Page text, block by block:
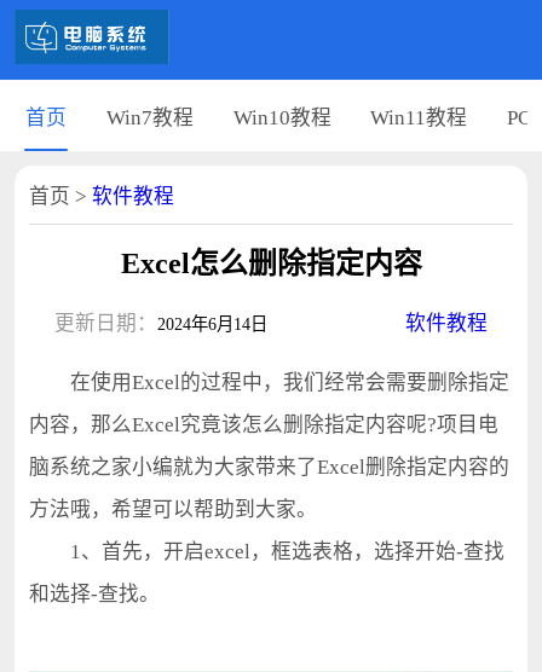
首页 Win7教程 Win10教程 Win11教程 PC
首页 > 软件教程
Excel怎么删除指定内容
更新日期： 2024年6月14日 软件教程
在使用Excel的过程中，我们经常会需要删除指定
内容，那么Excel究竟该怎么删除指定内容呢?项目电
脑系统之家小编就为大家带来了Excel删除指定内容的
方法哦，希望可以帮助到大家。
1、首先，开启excel，框选表格，选择开始-查找
和选择-查找。